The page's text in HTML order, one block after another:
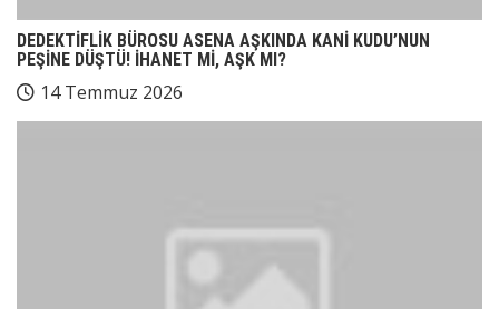
DEDEKTİFLİK BÜROSU ASENA AŞKINDA KANİ KUDU’NUN
PEŞİNE DÜŞTÜ! İHANET Mİ, AŞK MI?
14 Temmuz 2026